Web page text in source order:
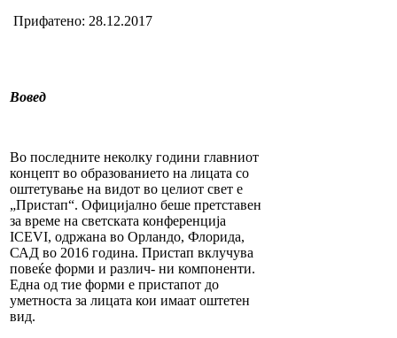
Прифатено: 28.12.2017
Вовед
Во последните неколку години главниот
концепт во образованието на лицата со
оштетување на видот во целиот свет е
„Пристап“. Официјално беше претставен
за време на светската конференција
ICEVI, одржана во Орландо, Флорида,
САД во 2016 година. Пристап вклучува
повеќе форми и различ- ни компоненти.
Една од тие форми е пристапот до
уметноста за лицата кои имаат оштетен
вид.